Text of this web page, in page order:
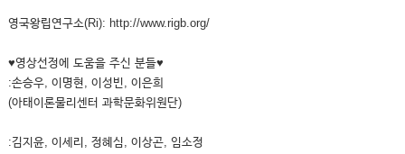
영국왕립연구소(Ri): http://www.rigb.org/
♥영상선정에 도움을 주신 분들♥
:손승우, 이명현, 이성빈, 이은희
(아태이론물리센터 과학문화위원단)
:김지윤, 이세리, 정혜심, 이상곤, 임소정